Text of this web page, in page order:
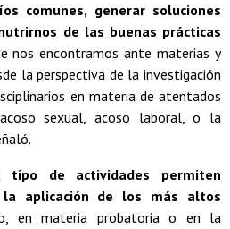
comunes, generar soluciones
de las buenas prácticas
nos encontramos ante materias y
la perspectiva de la investigación
en materia de atentados
sexual, acoso laboral, o la
tipo de actividades permiten
la aplicación de los más altos
en materia probatoria o en la